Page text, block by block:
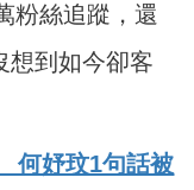
粉絲追蹤，還
想到如今卻客
何妤玟1句話被